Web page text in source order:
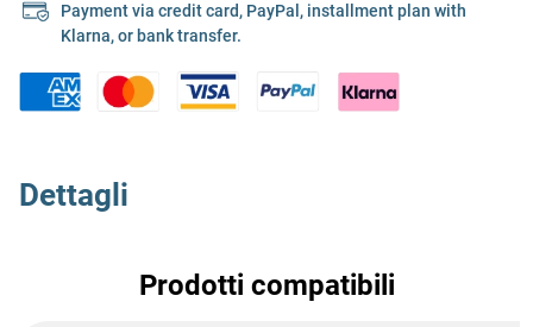
Payment via credit card, PayPal, installment plan with
Klarna, or bank transfer.
Dettagli
Prodotti compatibili